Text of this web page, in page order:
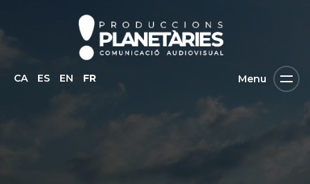
CA ES EN FR Menu